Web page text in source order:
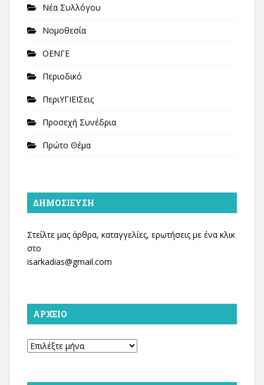
Νέα Συλλόγου
Νομοθεσία
ΟΕΝΓΕ
Περιοδικό
ΠεριΥΓΙΕΙΣεις
Προσεχή Συνέδρια
Πρώτο Θέμα
ΔΗΜΟΣΊΕΥΣΗ
Στείλτε μας άρθρα, καταγγελίες, ερωτήσεις με ένα κλικ
στο
isarkadias@gmail.com
ΑΡΧΕΊΟ
Αρχείο